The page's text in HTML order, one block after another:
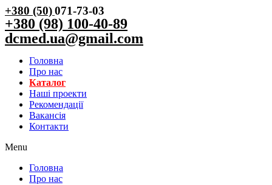
+380 (50)071-73-03
+380 (98) 100-40-89
dcmed.ua@gmail.com
Головна
Про нас
Каталог
Нашi проекти
Рекомендації
Вакансiя
Контакти
Menu
Головна
Про нас